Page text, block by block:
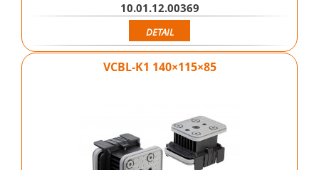
10.01.12.00369
DETAIL
VCBL-K1 140×115×85